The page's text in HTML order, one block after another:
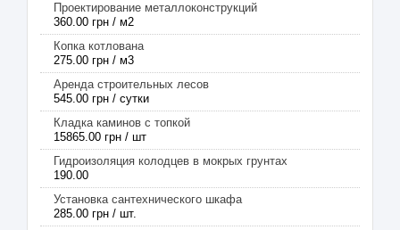
Проектирование металлоконструкций
360.00 грн / м2
Копка котлована
275.00 грн / м3
Аренда строительных лесов
545.00 грн / сутки
Кладка каминов с топкой
15865.00 грн / шт
Гидроизоляция колодцев в мокрых грунтах
190.00
Установка сантехнического шкафа
285.00 грн / шт.